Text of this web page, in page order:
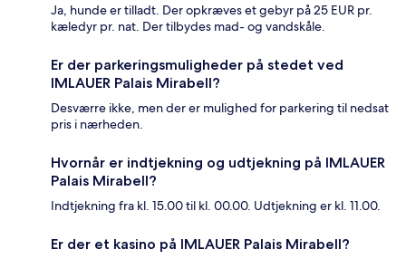
Ja, hunde er tilladt. Der opkræves et gebyr på 25 EUR pr.
kæledyr pr. nat. Der tilbydes mad- og vandskåle.
Er der parkeringsmuligheder på stedet ved
IMLAUER Palais Mirabell?
Desværre ikke, men der er mulighed for parkering til nedsat
pris i nærheden.
Hvornår er indtjekning og udtjekning på IMLAUER
Palais Mirabell?
Indtjekning fra kl. 15.00 til kl. 00.00. Udtjekning er kl. 11.00.
Er der et kasino på IMLAUER Palais Mirabell?